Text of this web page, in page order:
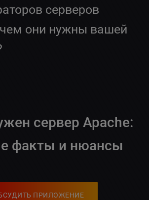
серверов
они нужны вашей
сервер Apache:
факты и нюансы
ПРИЛОЖЕНИЕ